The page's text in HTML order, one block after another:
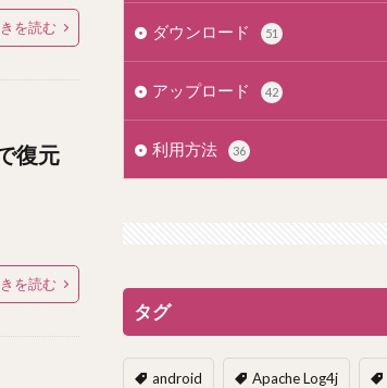
を読む
復元
を読む
ダウンロード 51
アップロード 42
利用方法 36
タグ
android Apache Log4j